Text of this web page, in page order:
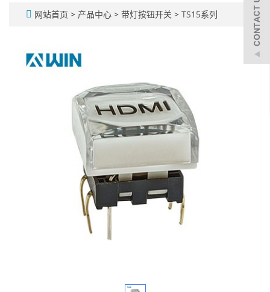
网站首页 > 产品中心 > 带灯按钮开关 > TS15系列